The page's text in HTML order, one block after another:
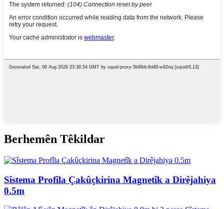
Berhemên Têkildar
Sîstema Profîla Çakûçkirina Magnetîk a Dirêjahiya
0.5m